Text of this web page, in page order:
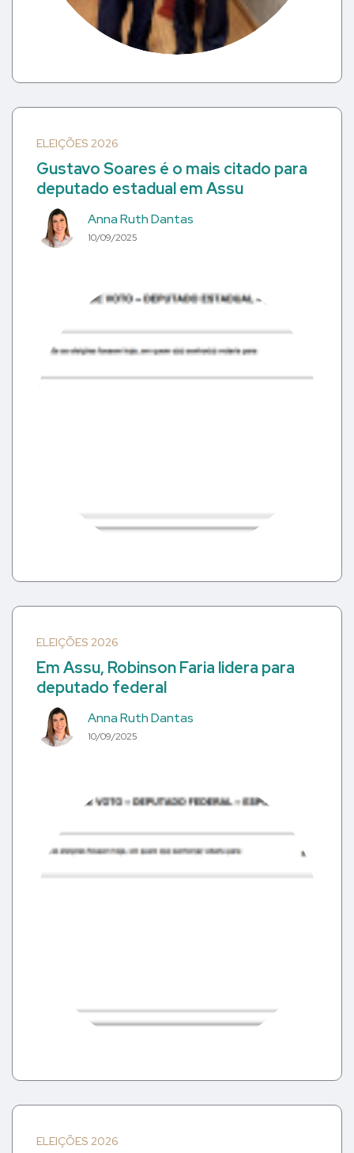
ELEIÇÕES 2026
Gustavo Soares é o mais citado para
deputado estadual em Assu
Anna Ruth Dantas
10/09/2025
ELEIÇÕES 2026
Em Assu, Robinson Faria lidera para
deputado federal
Anna Ruth Dantas
10/09/2025
ELEIÇÕES 2026